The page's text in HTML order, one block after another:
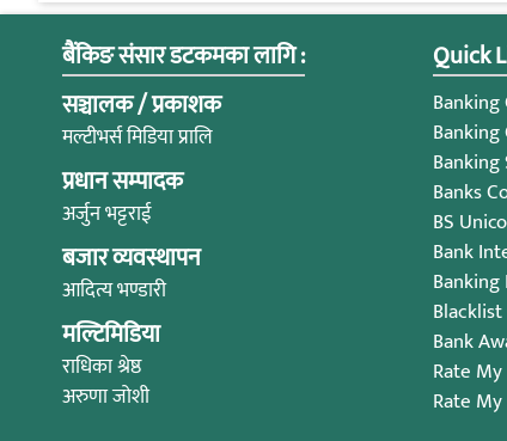
बैंकिङ संसार डटकमका लागि :
सञ्चालक / प्रकाशक
मल्टीभर्स मिडिया प्रालि
प्रधान सम्पादक
अर्जुन भट्टराई
बजार व्यवस्थापन
आदित्य भण्डारी
मल्टिमिडिया
राधिका श्रेष्ठ
अरुणा जोशी
Quick
Banking
Banking
Banking
Banks
BS
Bank
Bank
Rate
Rate My